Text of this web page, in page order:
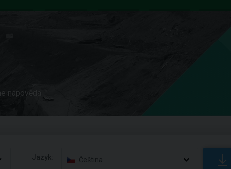
nápověda
Jazyk: Čeština